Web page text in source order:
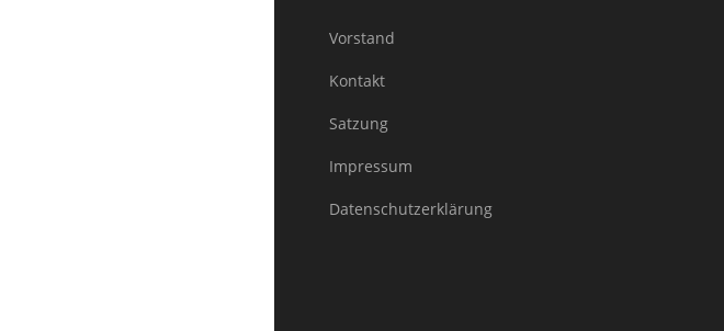
Vorstand
Kontakt
Satzung
Impressum
Datenschutzerklärung